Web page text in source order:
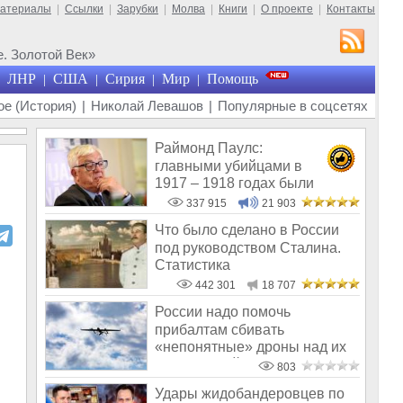
Ссылки Зарубки Молва Книги О проекте Контакты
Золотой Век»
ЛНР | США | Сирия | Мир | Помощь
(История) | Николай Левашов | Популярные в соцсетях
Раймонд Паулс:
главными убийцами в
1917 – 1918 годах были
латыши и евреи, а не русс
337 915 21 903
Что было сделано в России
под руководством Сталина.
Статистика
442 301 18 707
России надо помочь
прибалтам сбивать
«непонятные» дроны над их
803
Удары жидобандеровцев по